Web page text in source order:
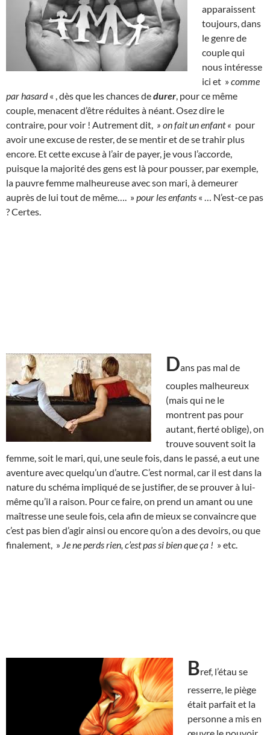
apparaissent
toujours, dans
le genre de
couple qui
nous intéresse
ici et »comme
par hasard« , dès que les chances dedurer , pour ce même
couple, menacent d’être réduites à néant. Osez dire le
contraire, pour voir ! Autrement dit, » on fait un enfant « pour
avoir une excuse de rester, de se mentir et de se trahir plus
encore. Et cette excuse à l’air de payer, je vous l’accorde,
puisque la majorité des gens est là pour pousser, par exemple,
la pauvre femme malheureuse avec son mari, à demeurer
auprès de lui tout de même…. »pour les enfants « … N’est-ce pas
? Certes.
Dans pas mal de
couples malheureux
(mais qui ne le
montrent pas pour
autant, fierté oblige), on
trouve souvent soit la
femme, soit le mari, qui, une seule fois, dans le passé, a eut une
aventure avec quelqu’un d’autre. C’est normal, car il est dans la
nature du schéma impliqué de se justifier, de se prouver à lui-
même qu’il a raison. Pour ce faire, on prend un amant ou une
maîtresse une seule fois, cela afin de mieux se convaincre que
c’est pas bien d’agir ainsi ou encore qu’on a des devoirs, ou que
finalement, » Je ne perds rien, c’est pas si bien que ça ! » etc.
Bref, l’étau se
resserre, le piège
était parfait et la
personne a mis en
œuvre le pouvoir